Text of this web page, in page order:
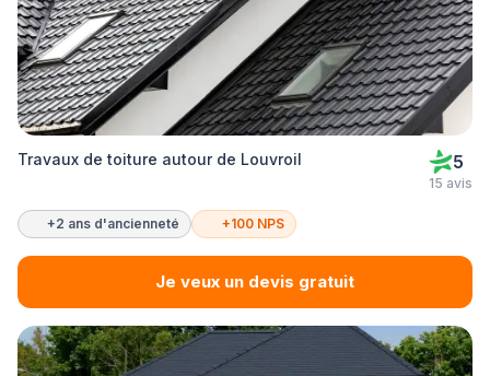
Travaux de toiture autour de Louvroil 5
15 avis
+2 ans d'ancienneté +100 NPS
Je veux un devis gratuit